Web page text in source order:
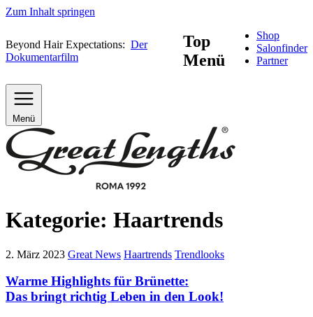
Zum Inhalt springen
Beyond Hair Expectations: Der
Dokumentarfilm
Top
Menü
Shop
Salonfinder
Partner
Menü
Kategorie: Haartrends
2. März 2023 Great News Haartrends Trendlooks
Warme Highlights für Brünette:
Das bringt richtig Leben in den Look!